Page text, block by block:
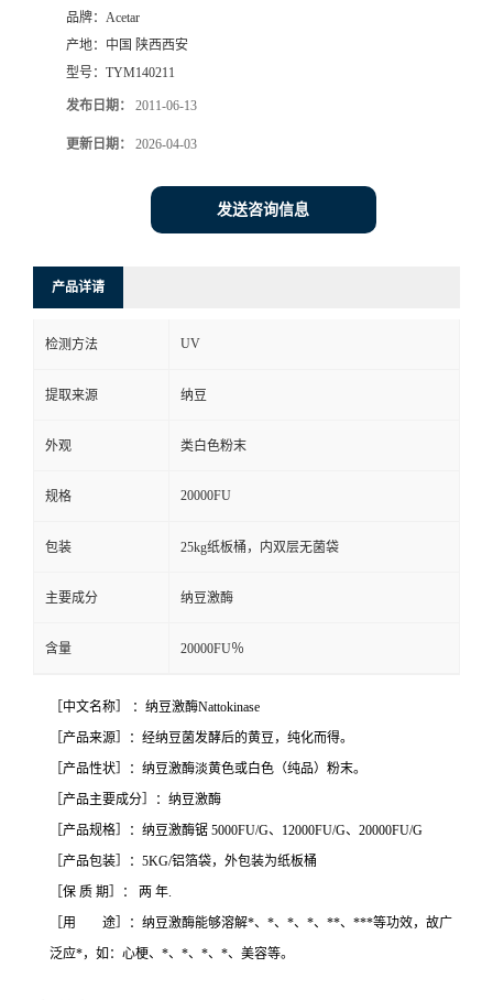
品牌： Acetar
产地： 中国 陕西西安
型号： TYM140211
发布日期： 2011-06-13
更新日期： 2026-04-03
发送咨询信息
产品详请
检测方法 UV
提取来源 纳豆
外观 类白色粉末
规格 20000FU
包装 25kg纸板桶，内双层无菌袋
主要成分 纳豆激酶
含量 20000FU％
［中文名称］ ：纳豆激酶Nattokinase
［产品来源］：经纳豆菌发酵后的黄豆，纯化而得。
［产品性状］：纳豆激酶淡黄色或白色（纯品）粉末。
［产品主要成分］：纳豆激酶
［产品规格］：纳豆激酶锯 5000FU/G、12000FU/G、20000FU/G
［产品包装］：5KG/铝箔袋，外包装为纸板桶
［保 质 期］： 两 年.
［用 途］：纳豆激酶能够溶解*、*、*、*、**、***等功效，故广
泛应*，如：心梗、*、*、*、*、美容等。